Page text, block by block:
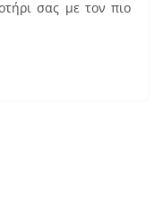
σας με τον πιο